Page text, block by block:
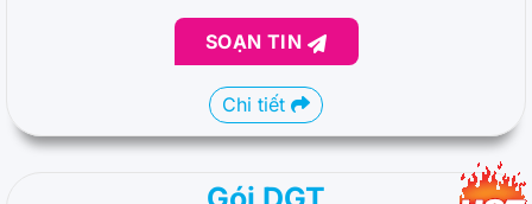
SOẠN TIN
Chi tiết